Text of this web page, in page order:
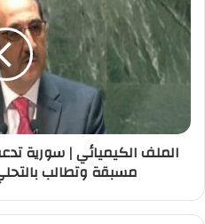
الملف الكيميائي | سورية
مسبقة وتطالب